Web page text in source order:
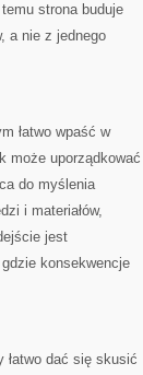
strona buduje
a nie z jednego
łatwo wpaść w
może uporządkować
do myślenia
i materiałów,
jest
konsekwencje
łatwo dać się skusić